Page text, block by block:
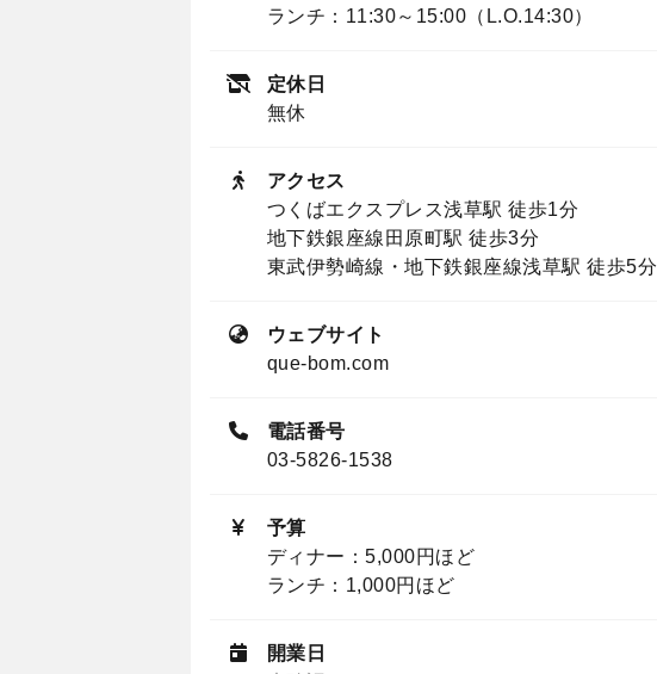
ランチ：11:30～15:00（L.O.14:30）
定休日
無休
アクセス
つくばエクスプレス浅草駅 徒歩1分
地下鉄銀座線田原町駅 徒歩3分
東武伊勢崎線・地下鉄銀座線浅草駅 徒歩5分
ウェブサイト
que-bom.com
電話番号
03-5826-1538
予算
ディナー：5,000円ほど
ランチ：1,000円ほど
開業日